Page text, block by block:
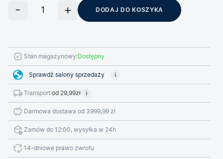
DODAJ DO KOSZYKA
Stan magazynowy:Dostępny
Sprawdź salony sprzedaży
Transport:od 29,99zł
Darmowa dostawa od 3999,99 zł
Zamów do 12:00, wysyłka w 24h
14-dniowe prawo zwrotu